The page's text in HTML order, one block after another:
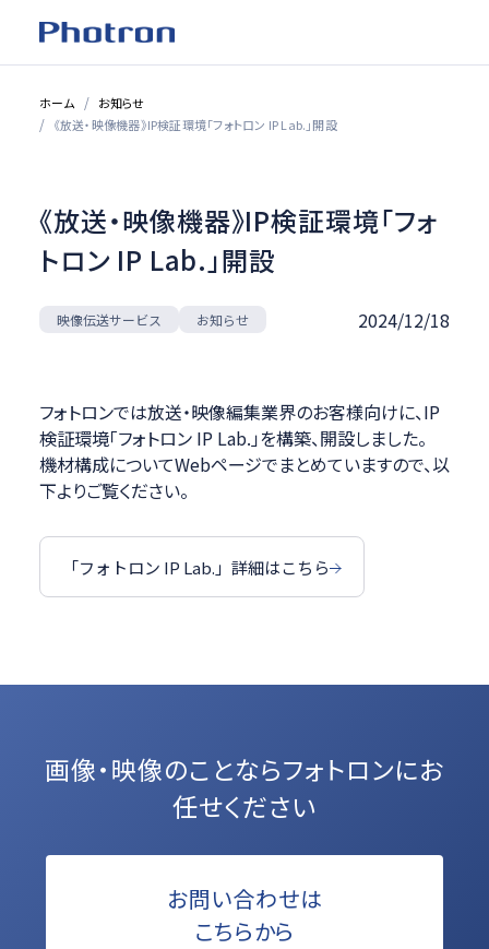
ホーム
お知らせ
《放送・映像機器》IP検証環境「フォトロン IP Lab.」開設
《放送・映像機器》IP検証環境「フォ
トロン IP Lab.」開設
映像伝送サービス お知らせ 2024/12/18
フォトロンでは放送・映像編集業界のお客様向けに、IP
検証環境「フォトロン IP Lab.」を構築、開設しました。
機材構成についてWebページでまとめていますので、以
下よりご覧ください。
「フォトロン IP Lab.」詳細はこちら
画像・映像のことならフォトロンにお
任せください
お問い合わせは
こちらから